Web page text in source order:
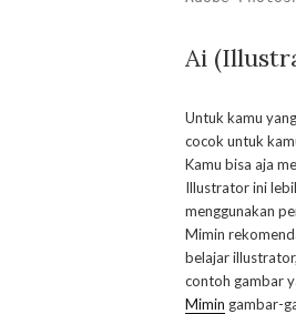
Ai
Untuk kamu
cocok untuk
Kamu bisa aja
Illustrator ini
menggunakan
Mimin
belajar
contoh gambar
Mimin gambar-